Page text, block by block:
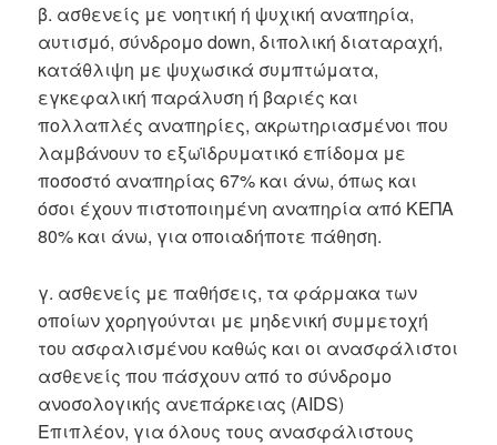
β. ασθενείς με νοητική ή ψυχική αναπηρία,
αυτισμό, σύνδρομο down, διπολική διαταραχή,
κατάθλιψη με ψυχωσικά συμπτώματα,
εγκεφαλική παράλυση ή βαριές και
πολλαπλές αναπηρίες, ακρωτηριασμένοι που
λαμβάνουν το εξωϊδρυματικό επίδομα με
ποσοστό αναπηρίας 67% και άνω, όπως και
όσοι έχουν πιστοποιημένη αναπηρία από ΚΕΠΑ
80% και άνω, για οποιαδήποτε πάθηση.
γ. ασθενείς με παθήσεις, τα φάρμακα των
οποίων χορηγούνται με μηδενική συμμετοχή
του ασφαλισμένου καθώς και οι ανασφάλιστοι
ασθενείς που πάσχουν από το σύνδρομο
ανοσολογικής ανεπάρκειας (AIDS)
Επιπλέον, για όλους τους ανασφάλιστους